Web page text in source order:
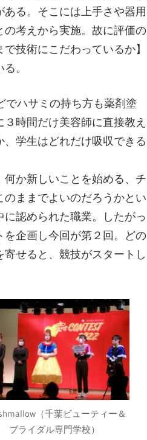
る。そこには上手さや器用
考えから実施。故に評価の
技術にこだわっているか】
。
でハサミの持ち方も薬剤塗
時間だけ美容師に直接教え
学生はどれだけ吸収できる
か新しいことを始める、チ
ままでよいのだろうかとい
認められた職業。したがっ
企画し今回が第２回。どの
せると、競技がスタートし
（千葉ビューティー＆
ブライダル専門学校）